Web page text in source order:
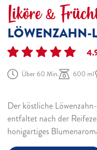
Liköre &
LÖWENZAHN-
Über 60 Min. 600 ml
Der köstliche
entfaltet nach der
honigartiges